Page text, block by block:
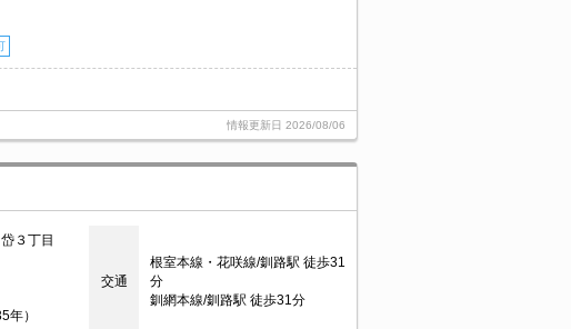
情報更新日 2026/08/06
３丁目
交通
根室本線・花咲線/釧路駅 徒歩31
分
釧網本線/釧路駅 徒歩31分
年）